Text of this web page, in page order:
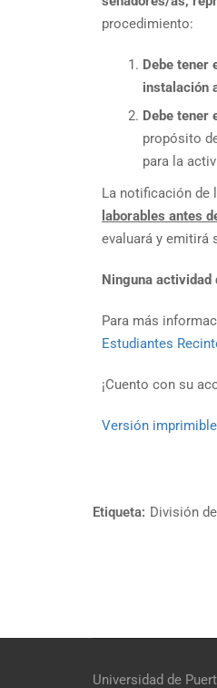
procedimiento:
Debe tener
instalación
Debe tener
propósito
para la
La notificación de
laborables antes
evaluará y emitirá
Ninguna actividad
Para más
Estudiantes
¡Cuento con su
Versión
Etiqueta: División
Universidad de